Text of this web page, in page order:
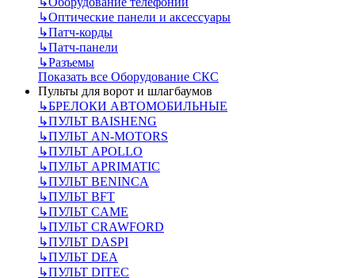
↳Оптические панели и аксессуары
↳Патч-корды
↳Патч-панели
↳Разъемы
Показать все Оборудование СКС
Пульты для ворот и шлагбаумов
↳БРЕЛОКИ АВТОМОБИЛЬНЫЕ
↳ПУЛЬТ BAISHENG
↳ПУЛЬТ AN-MOTORS
↳ПУЛЬТ APOLLO
↳ПУЛЬТ APRIMATIC
↳ПУЛЬТ BENINCA
↳ПУЛЬТ BFT
↳ПУЛЬТ CAME
↳ПУЛЬТ CRAWFORD
↳ПУЛЬТ DASPI
↳ПУЛЬТ DEA
↳ПУЛЬТ DITEC